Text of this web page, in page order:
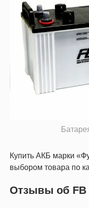
Купить АКБ марки
выбором товара по
Отзывы об FB